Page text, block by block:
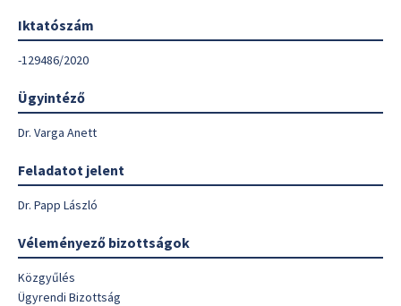
Iktatószám
-129486/2020
Ügyintéző
Dr. Varga Anett
Feladatot jelent
Dr. Papp László
Véleményező bizottságok
Közgyűlés
Ügyrendi Bizottság